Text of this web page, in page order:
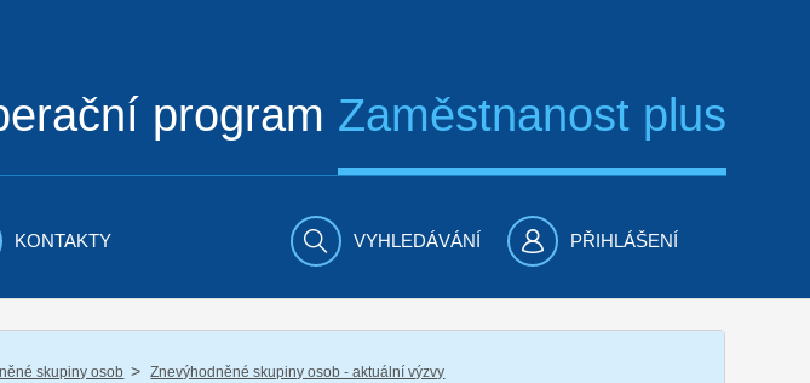
program Zaměstnanost plus
KONTAKTY VYHLEDÁVÁNÍ PŘIHLÁŠENÍ
skupiny osob / Znevýhodněné skupiny osob - aktuální výzvy